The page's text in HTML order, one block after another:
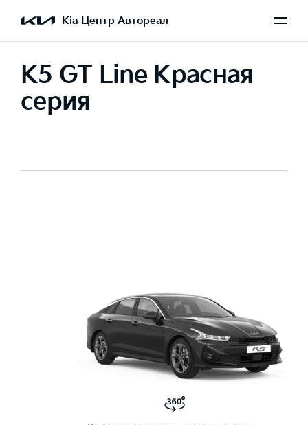
Kia Центр Автореал
K5 GT Line Красная
серия